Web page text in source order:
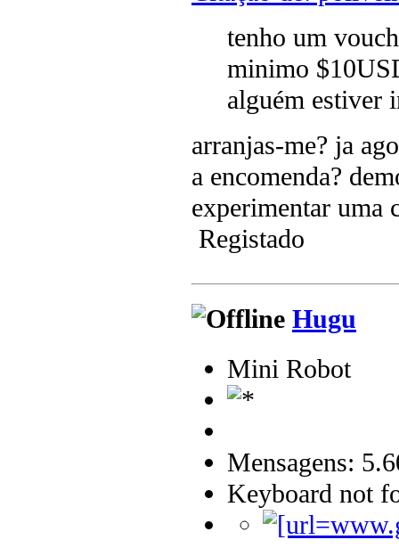
tenho um
minimo
alguém estiver
arranjas-me? ja
a encomenda?
experimentar uma
Registado
Hugu
Mini Robot
Mensagens:
Keyboard not